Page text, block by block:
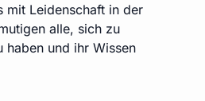
mit Leidenschaft in der
alle, sich zu
haben und ihr Wissen